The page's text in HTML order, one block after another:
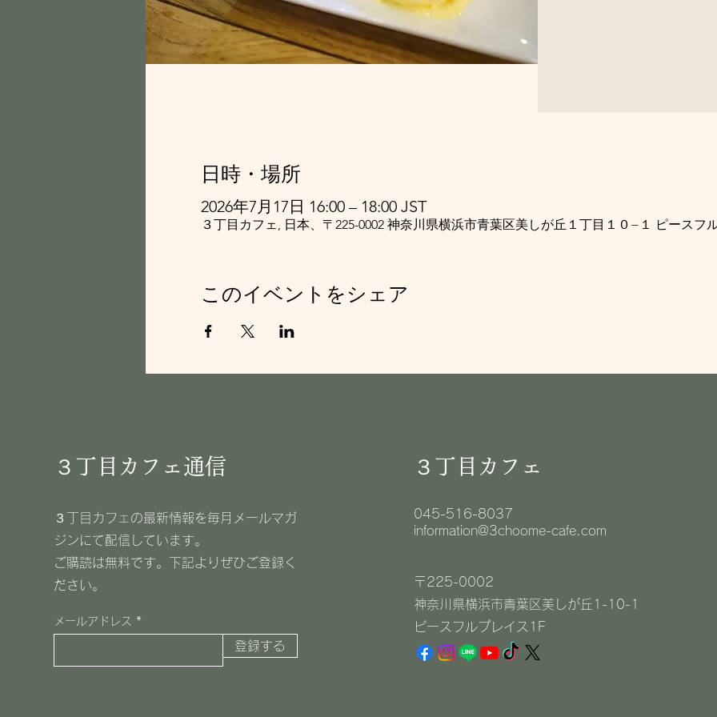
日時・場所
2026年7月17日 16:00 – 18:00 JST
３丁目カフェ, 日本、〒225-0002 神奈川県横浜市青葉区美しが丘１丁目１０−１ ピースフ
このイベントをシェア
３丁目カフェ通信
３丁目カフェの最新情報を毎月メールマガ
ジンにて配信しています。
​ご購読は無料です。下記よりぜひご登録く
ださい。
メールアドレス
登録する
３丁目カフェ
045-516-8037
information@3choome-cafe.com
〒225-0002
神奈川県横浜市青葉区美しが丘1-10-1
​ピースフルプレイス1F